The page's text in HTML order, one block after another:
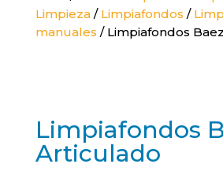
Limpieza/ Limpiafondos /
manuales / Limpiafondos
Limpiafondos
Articulado